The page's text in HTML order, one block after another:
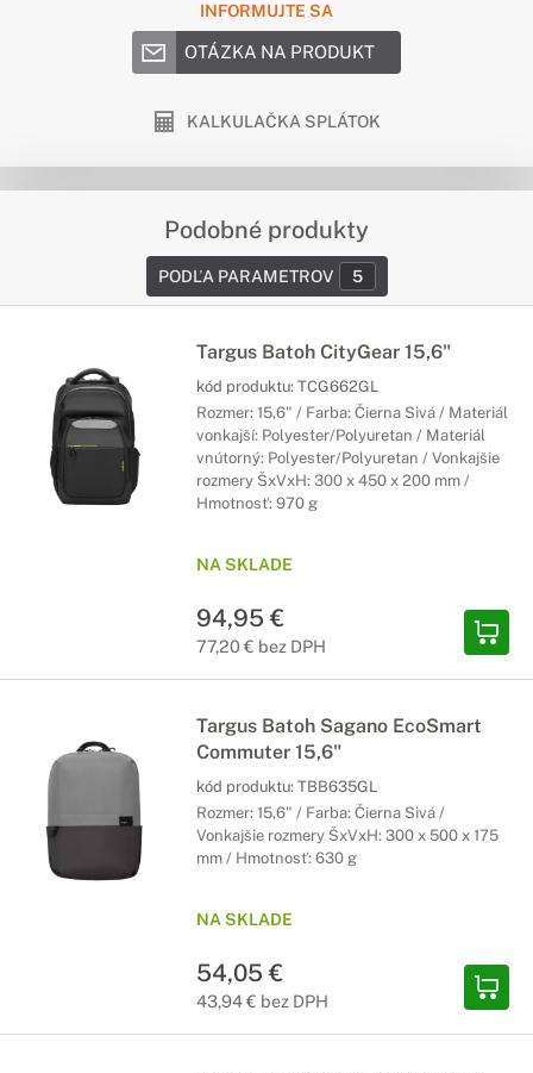
INFORMUJTE SA
OTÁZKA NA PRODUKT
KALKULAČKA SPLÁTOK
Podobné produkty
PODĽA PARAMETROV 5
Targus Batoh CityGear 15,6"
kód produktu: TCG662GL
Rozmer: 15,6" / Farba: Čierna Sivá / Materiál
vonkajší: Polyester/Polyuretan / Materiál
vnútorný: Polyester/Polyuretan / Vonkajšie
rozmery ŠxVxH: 300 x 450 x 200 mm /
Hmotnosť: 970 g
NA SKLADE
94,95 €
77,20 € bez DPH
Targus Batoh Sagano EcoSmart
Commuter 15,6"
kód produktu: TBB635GL
Rozmer: 15,6" / Farba: Čierna Sivá /
Vonkajšie rozmery ŠxVxH: 300 x 500 x 175
mm / Hmotnosť: 630 g
NA SKLADE
54,05 €
43,94 € bez DPH